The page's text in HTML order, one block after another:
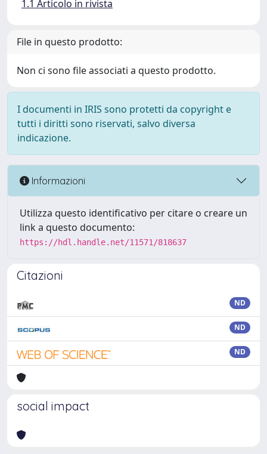
1.1 Articolo in rivista
File in questo prodotto:
Non ci sono file associati a questo prodotto.
I documenti in IRIS sono protetti da copyright e
tutti i diritti sono riservati, salvo diversa
indicazione.
Informazioni
Utilizza questo identificativo per citare o creare un
link a questo documento:
https://hdl.handle.net/11571/818637
Citazioni
ND
ND
ND
social impact